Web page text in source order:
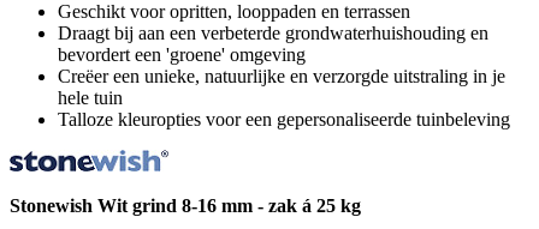
Geschikt voor opritten, looppaden en terrassen
Draagt bij aan een verbeterde grondwaterhuishouding en
bevordert een 'groene' omgeving
Creëer een unieke, natuurlijke en verzorgde uitstraling in je
hele tuin
Talloze kleuropties voor een gepersonaliseerde tuinbeleving
Stonewish Wit grind 8-16 mm - zak á 25 kg